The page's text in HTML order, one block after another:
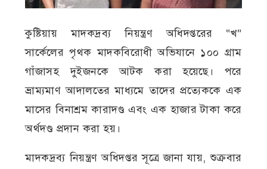
কুষ্টিয়ায় মাদকদ্রব্য নিয়ন্ত্রণ অধিদপ্তরের “খ”
সার্কেলের পৃথক মাদকবিরোধী অভিযানে ১০০ গ্রাম
গাঁজাসহ দুইজনকে আটক করা হয়েছে। পরে
ভ্রাম্যমাণ আদালতের মাধ্যমে তাদের প্রত্যেককে এক
মাসের বিনাশ্রম কারাদণ্ড এবং এক হাজার টাকা করে
অর্থদণ্ড প্রদান করা হয়।
মাদকদ্রব্য নিয়ন্ত্রণ অধিদপ্তর সূত্রে জানা যায়, শুক্রবার